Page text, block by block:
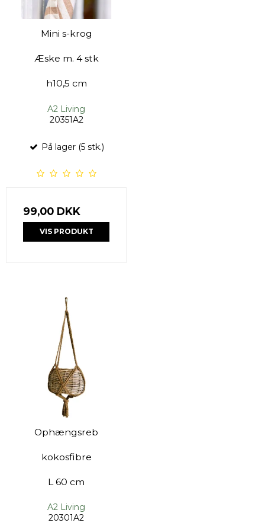
Mini s-krog
Æske m. 4 stk
h10,5 cm
A2 Living
20351A2
På lager (5 stk.)
99,00 DKK
VIS PRODUKT
Ophængsreb
kokosfibre
L 60 cm
A2 Living
20301A2